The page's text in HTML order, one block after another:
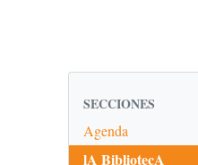
SECCIONES
Agenda
lA BibliotecA